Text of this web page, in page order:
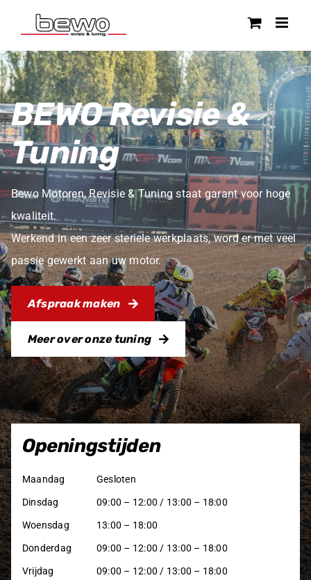
naar
inhoud
BEWO Revisie &
Tuning
Bewo Motoren, Revisie & Tuning staat garant voor hoge
kwaliteit.
Werkend in een zeer steriele werkplaats, word er met veel
passie gewerkt aan uw motor.
Afspraak maken
Meer over onze tuning
Openingstijden
Maandag Gesloten
Dinsdag 09:00 – 12:00 / 13:00 – 18:00
Woensdag 13:00 – 18:00
Donderdag 09:00 – 12:00 / 13:00 – 18:00
Vrijdag 09:00 – 12:00 / 13:00 – 18:00